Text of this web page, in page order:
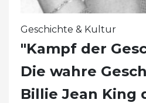
Geschichte & Kultur
"Kampf der
Die wahre
Billie Jean King